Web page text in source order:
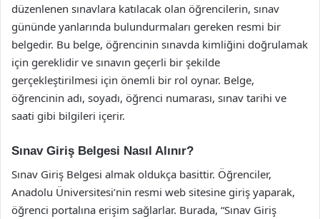
düzenlenen sınavlara katılacak olan öğrencilerin, sınav
gününde yanlarında bulundurmaları gereken resmi bir
belgedir. Bu belge, öğrencinin sınavda kimliğini doğrulamak
için gereklidir ve sınavın geçerli bir şekilde
gerçekleştirilmesi için önemli bir rol oynar. Belge,
öğrencinin adı, soyadı, öğrenci numarası, sınav tarihi ve
saati gibi bilgileri içerir.
Sınav Giriş Belgesi Nasıl Alınır?
Sınav Giriş Belgesi almak oldukça basittir. Öğrenciler,
Anadolu Üniversitesi’nin resmi web sitesine giriş yaparak,
öğrenci portalına erişim sağlarlar. Burada, “Sınav Giriş